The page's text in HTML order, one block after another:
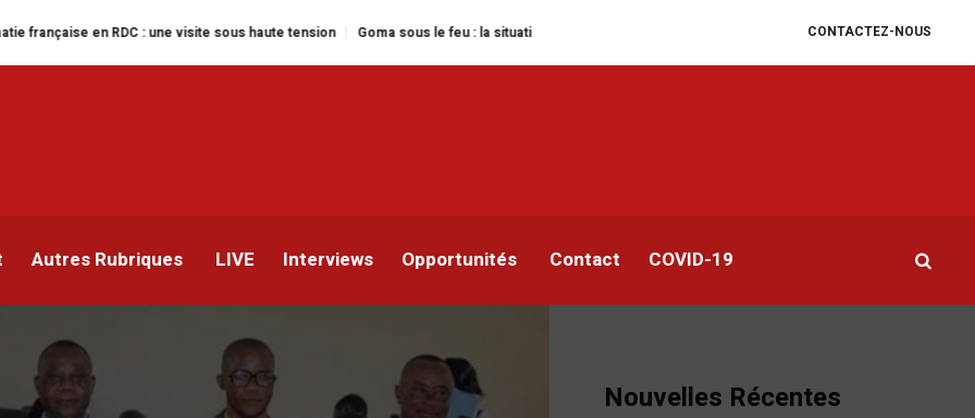
CONTACTEZ-NOUS
: une visite sous haute tension Goma sous le feu : la situation humanitaire se dégrade William Ruto convoque un sommet extraordinaire de
Autres Rubriques LIVE Interviews Opportunités Contact COVID-19
Kakupueki prend la
Nouvelles Récentes